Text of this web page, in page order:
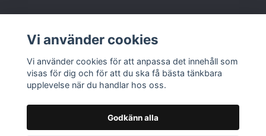
Läs mer
Vi använder cookies
Vi använder cookies för att anpassa det innehåll som
visas för dig och för att du ska få bästa tänkbara
upplevelse när du handlar hos oss.
Godkänn alla